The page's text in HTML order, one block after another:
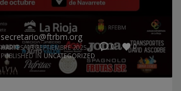
0 0
secretario@ftrbm.org
MARTES, 23 SEPTIEMBRE 2025 /
PUBLISHED IN UNCATEGORIZED